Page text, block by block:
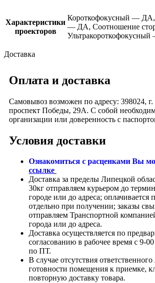
Характеристики
проекторов
Короткофокусный —
— ДА, Соотношение
Доставка
Оплата и доставка
Самовывоз возможен по адресу: 398024,
проспект Победы, 29А. С собой
организации или доверенность с
Условия доставки
Ознакомиться с расценками Вы
ссылке
Доставка за пределы Липецкой
30кг отправляем курьером до
городе или до адреса; оплачивается
отдельно при получении; заказы
отправляем Транспортной
города или до адреса.
Доставка осуществляется по
согласованию в рабочее время с 9-
по ПТ.
В случае отсутствия
готовности помещения к приемке,
повторную доставку товара.